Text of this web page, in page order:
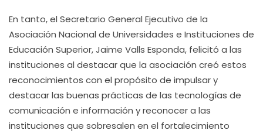
En tanto, el Secretario General Ejecutivo de la
Asociación Nacional de Universidades e Instituciones de
Educación Superior, Jaime Valls Esponda, felicitó a las
instituciones al destacar que la asociación creó estos
reconocimientos con el propósito de impulsar y
destacar las buenas prácticas de las tecnologías de
comunicación e información y reconocer a las
instituciones que sobresalen en el fortalecimiento